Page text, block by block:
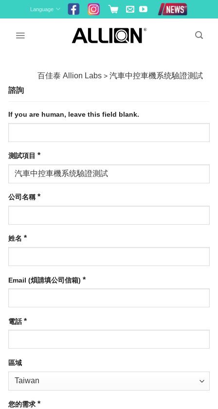
to
Language
百佳泰 Allion Labs> 汽車中控車機系统驗證測試
諮詢
If you are human, leave this field blank.
測試項目 *
公司名稱*
姓名 *
Email (煩請填公司信箱) *
電話*
區域
您的需求 *